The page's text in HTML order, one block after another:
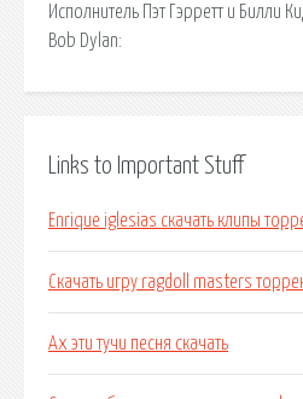
Исполнитель Пэт Гэрретт и Билли
Bob Dylan:
Links to Important Stuff
Enrique iglesias скачать клипы
Скачать игру ragdoll masters
Ах эти тучи песня скачать